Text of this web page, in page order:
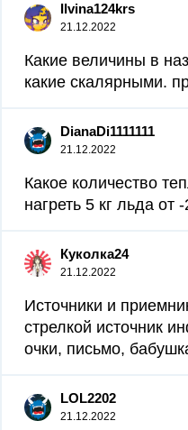
Ilvina124krs
21.12.2022
Какие величины в
какие скалярными.
DianaDi1111111
21.12.2022
Какое количество
нагреть 5 кг льда от
Куколка24
21.12.2022
Источники и
стрелкой источник
очки, письмо,
LOL2202
21.12.2022